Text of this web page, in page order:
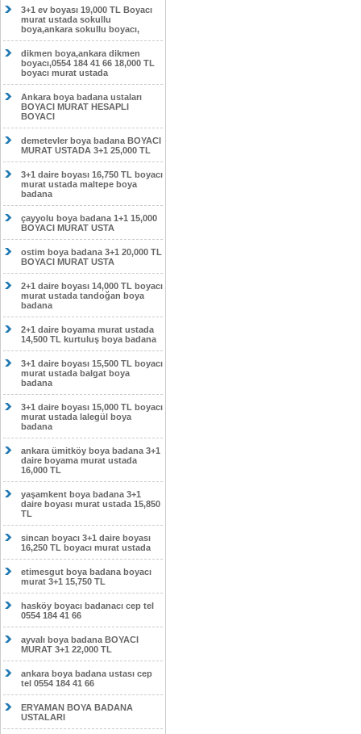
3+1 ev boyası 19,000 TL Boyacı
murat ustada sokullu
boya,ankara sokullu boyacı,
dikmen boya,ankara dikmen
boyacı,0554 184 41 66 18,000 TL
boyacı murat ustada
Ankara boya badana ustaları
BOYACI MURAT HESAPLI
BOYACI
demetevler boya badana BOYACI
MURAT USTADA 3+1 25,000 TL
3+1 daire boyası 16,750 TL boyacı
murat ustada maltepe boya
badana
çayyolu boya badana 1+1 15,000
BOYACI MURAT USTA
ostim boya badana 3+1 20,000 TL
BOYACI MURAT USTA
2+1 daire boyası 14,000 TL boyacı
murat ustada tandoğan boya
badana
2+1 daire boyama murat ustada
14,500 TL kurtuluş boya badana
3+1 daire boyası 15,500 TL boyacı
murat ustada balgat boya
badana
3+1 daire boyası 15,000 TL boyacı
murat ustada lalegül boya
badana
ankara ümitköy boya badana 3+1
daire boyama murat ustada
16,000 TL
yaşamkent boya badana 3+1
daire boyası murat ustada 15,850
TL
sincan boyacı 3+1 daire boyası
16,250 TL boyacı murat ustada
etimesgut boya badana boyacı
murat 3+1 15,750 TL
hasköy boyacı badanacı cep tel
0554 184 41 66
ayvalı boya badana BOYACI
MURAT 3+1 22,000 TL
ankara boya badana ustası cep
tel 0554 184 41 66
ERYAMAN BOYA BADANA
USTALARI